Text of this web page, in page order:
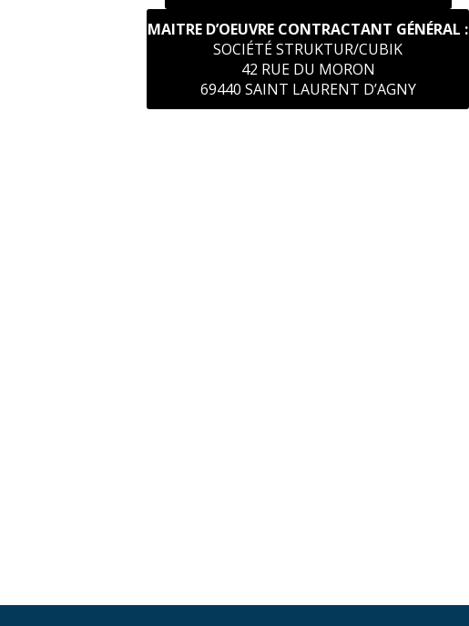
MAITRE D’OEUVRE CONTRACTANT GÉNÉRAL :
SOCIÉTÉ STRUKTUR/CUBIK
42 RUE DU MORON
69440 SAINT LAURENT D’AGNY